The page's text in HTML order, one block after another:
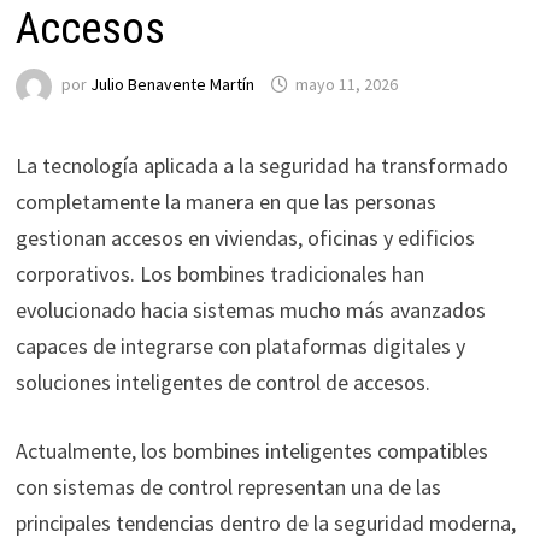
Accesos
por Julio Benavente Martín mayo 11, 2026
La tecnología aplicada a la seguridad ha transformado
completamente la manera en que las personas
gestionan accesos en viviendas, oficinas y edificios
corporativos. Los bombines tradicionales han
evolucionado hacia sistemas mucho más avanzados
capaces de integrarse con plataformas digitales y
soluciones inteligentes de control de accesos.
Actualmente, los bombines inteligentes compatibles
con sistemas de control representan una de las
principales tendencias dentro de la seguridad moderna,